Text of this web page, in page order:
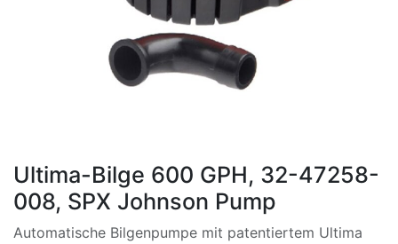
Ultima-Bilge 600 GPH, 32-47258-
008, SPX Johnson Pump
Automatische Bilgenpumpe mit patentiertem Ultima